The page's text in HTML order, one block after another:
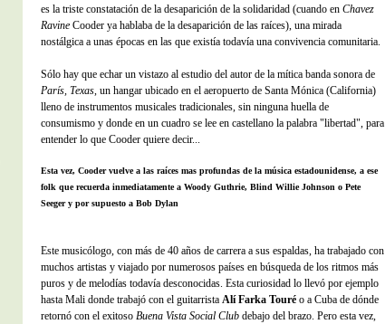
es la triste constatación de la desaparición de la solidaridad (cuando en Chavez
Ravine Cooder ya hablaba de la desaparición de las raíces), una mirada
nostálgica a unas épocas en las que existía todavía una convivencia comunitaria.
Sólo hay que echar un vistazo al estudio del autor de la mítica banda sonora de
París, Texas, un hangar ubicado en el aeropuerto de Santa Mónica (California)
lleno de instrumentos musicales tradicionales, sin ninguna huella de
consumismo y donde en un cuadro se lee en castellano la palabra "libertad", para
entender lo que Cooder quiere decir...
Esta vez, Cooder vuelve a las raíces mas profundas de la música estadounidense, a ese
folk que recuerda inmediatamente a Woody Guthrie, Blind Willie Johnson o Pete
Seeger y por supuesto a Bob Dylan
Este musicólogo, con más de 40 años de carrera a sus espaldas, ha trabajado con
muchos artistas y viajado por numerosos países en búsqueda de los ritmos más
puros y de melodías todavía desconocidas. Esta curiosidad lo llevó por ejemplo
hasta Mali donde trabajó con el guitarrista Alí Farka Touré o a Cuba de dónde
retornó con el exitoso Buena Vista Social Club debajo del brazo. Pero esta vez,